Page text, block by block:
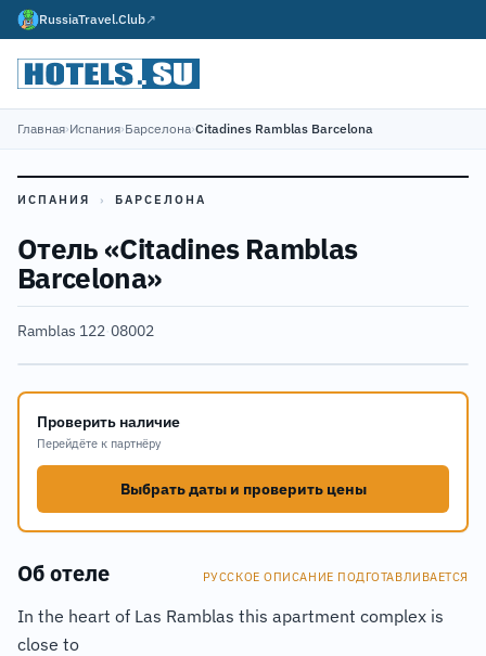
RussiaTravel.Club↗
Главная›Испания›Барселона›Citadines Ramblas Barcelona
ИСПАНИЯ › БАРСЕЛОНА
Отель «Citadines Ramblas
Barcelona»
Ramblas 122·08002
Проверить наличие
Перейдёте к партнёру
Выбрать даты и проверить цены
Об отеле РУССКОЕ ОПИСАНИЕ ПОДГОТАВЛИВАЕТСЯ
In the heart of Las Ramblas this apartment complex is
close to